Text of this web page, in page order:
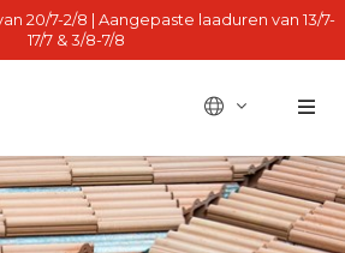
20/7-2/8 | Aangepaste laaduren van 13/7-
17/7 & 3/8-7/8
BE - fr